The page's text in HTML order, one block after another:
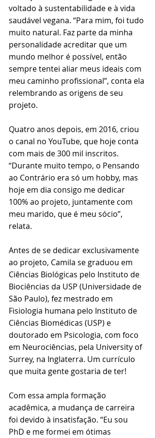
voltado à sustentabilidade e à vida
saudável vegana. “Para mim, foi tudo
muito natural. Faz parte da minha
personalidade acreditar que um
mundo melhor é possível, então
sempre tentei aliar meus ideais com
meu caminho profissional”, conta ela
relembrando as origens de seu
projeto.
Quatro anos depois, em 2016, criou
o canal no YouTube, que hoje conta
com mais de 300 mil inscritos.
“Durante muito tempo, o Pensando
ao Contrário era só um hobby, mas
hoje em dia consigo me dedicar
100% ao projeto, juntamente com
meu marido, que é meu sócio”,
relata.
Antes de se dedicar exclusivamente
ao projeto, Camila se graduou em
Ciências Biológicas pelo Instituto de
Biociências da USP (Universidade de
São Paulo), fez mestrado em
Fisiologia humana pelo Instituto de
Ciências Biomédicas (USP) e
doutorado em Psicologia, com foco
em Neurociências, pela University of
Surrey, na Inglaterra. Um currículo
que muita gente gostaria de ter!
Com essa ampla formação
acadêmica, a mudança de carreira
foi devido à insatisfação. “Eu sou
PhD e me formei em ótimas